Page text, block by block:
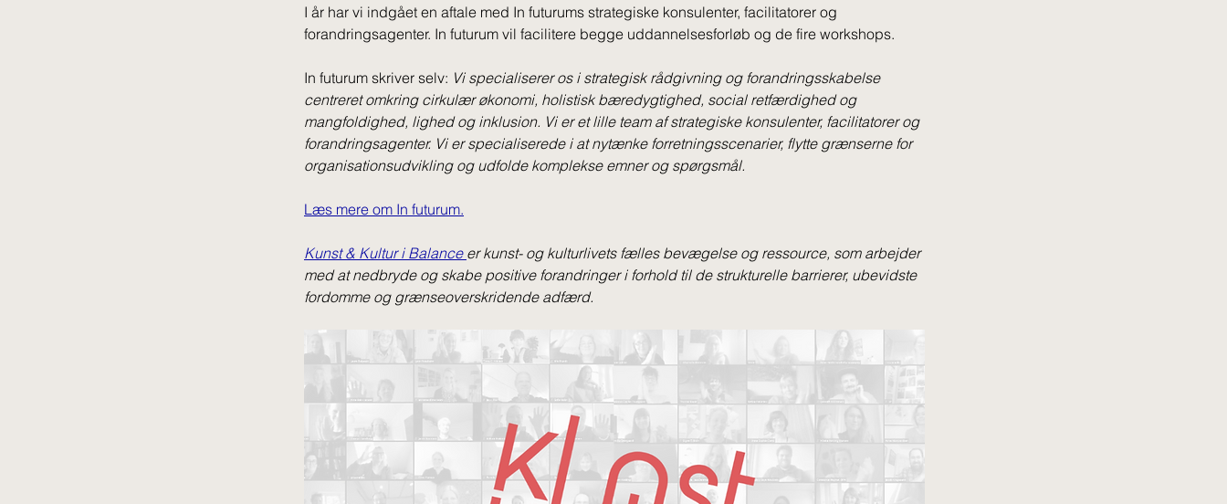
I år har vi indgået en aftale med In futurums strategiske konsulenter, facilitatorer og
forandringsagenter. In futurum vil facilitere begge uddannelsesforløb og de fire workshops.
In futurum skriver selv: Vi specialiserer os i strategisk rådgivning og forandringsskabelse
centreret omkring cirkulær økonomi, holistisk bæredygtighed, social retfærdighed og
mangfoldighed, lighed og inklusion. Vi er et lille team af strategiske konsulenter, facilitatorer og
forandringsagenter. Vi er specialiserede i at nytænke forretningsscenarier, flytte grænserne for
organisationsudvikling og udfolde komplekse emner og spørgsmål.
Læs mere om In futurum.
Kunst & Kultur i Balance er kunst- og kulturlivets fælles bevægelse og ressource, som arbejder
med at nedbryde og skabe positive forandringer i forhold til de strukturelle barrierer, ubevidste
fordomme og grænseoverskridende adfærd.